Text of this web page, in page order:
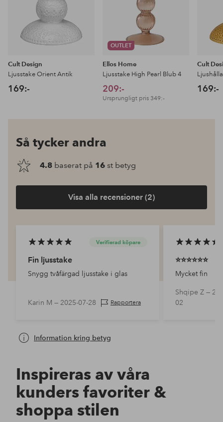
Cult Design
Ljusstake Orient Antik
169:-
OUTLET
Ellos Home
Ljusstake High Pearl Blub 4
209:-
Ursprungligt pris 349:-
Cult
169:-
Så tycker andra
4.8 baserat på 16 st betyg
Visa alla recensioner (2)
Verifierad köpare
Fin ljusstake
Snygg tvåfärgad ljusstake i glas
Karin M — 2025-07-28 Rapportera
⭐️⭐️⭐️⭐️⭐️⭐️
Mycket fin
Shqipe Z —
02
Information kring betyg
Inspireras av våra
kunders favoriter &
shoppa stilen